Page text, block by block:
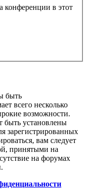
конференции в этот
быть
всего несколько
возможности.
быть установлены
зарегистрированных
вам следует
принятыми на
на форумах